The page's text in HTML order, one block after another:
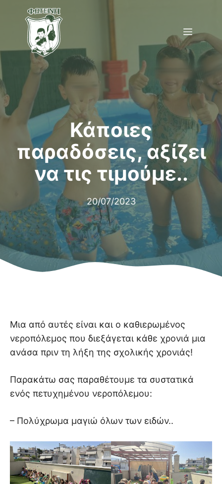
Μετάβαση
περιεχόμενο
Menu
Κάποιες
παραδόσεις, αξίζει
να τις τιμούμε..
20/07/2023
Μια από αυτές είναι και ο καθιερωμένος
νεροπόλεμος που διεξάγεται κάθε χρονιά μια
ανάσα πριν τη λήξη της σχολικής χρονιάς!
Παρακάτω σας παραθέτουμε τα συστατικά
ενός πετυχημένου νεροπόλεμου:
– Πολύχρωμα μαγιώ όλων των ειδών..